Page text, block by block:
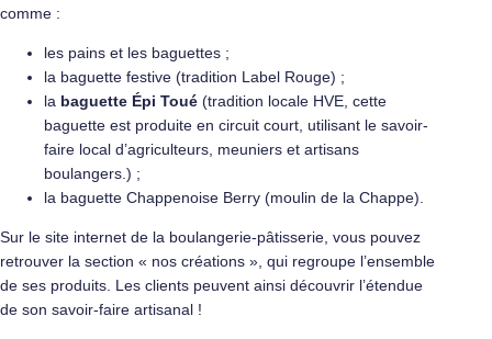
comme :
les pains et les baguettes ;
la baguette festive (tradition Label Rouge) ;
la baguette Épi Toué (tradition locale HVE, cette
baguette est produite en circuit court, utilisant le savoir-
faire local d’agriculteurs, meuniers et artisans
boulangers.) ;
la baguette Chappenoise Berry (moulin de la Chappe).
Sur le site internet de la boulangerie-pâtisserie, vous pouvez
retrouver la section « nos créations », qui regroupe l’ensemble
de ses produits. Les clients peuvent ainsi découvrir l’étendue
de son savoir-faire artisanal !